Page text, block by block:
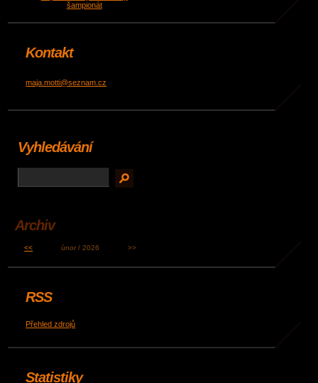
šampionát
Kontakt
maja.motti@seznam.cz
Vyhledávání
Archiv
<< únor / 2026 >>
RSS
Přehled zdrojů
Statistiky